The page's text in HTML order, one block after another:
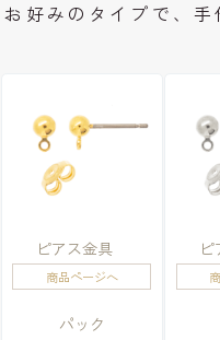
お好みのタイプで、手
ピアス金具
商品ページへ
パック